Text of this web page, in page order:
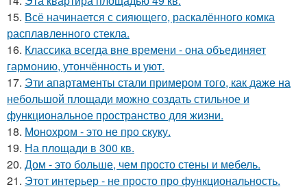
15. Всё начинается с сияющего, раскалённого комка
расплавленного стекла.
16. Классика всегда вне времени - она объединяет
гармонию, утончённость и уют.
17. Эти апартаменты стали примером того, как даже на
небольшой площади можно создать стильное и
функциональное пространство для жизни.
18. Монохром - это не про скуку.
19. На площади в 300 кв.
20. Дом - это больше, чем просто стены и мебель.
21. Этот интерьер - не просто про функциональность.